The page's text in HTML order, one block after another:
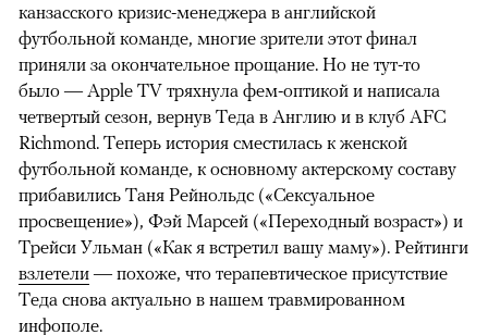
00:00 / 00:00
канзасского кризис-менеджера в английской
футбольной команде, многие зрители этот финал
приняли за окончательное прощание. Но не тут-то
было — Apple TV тряхнула фем-оптикой и написала
четвертый сезон, вернув Теда в Англию и в клуб AFC
Richmond. Теперь история сместилась к женской
футбольной команде, к основному актерскому составу
прибавились Таня Рейнольдс («Сексуальное
просвещение»), Фэй Марсей («Переходный возраст») и
Трейси Ульман («Как я встретил вашу маму»). Рейтинги
взлетели — похоже, что терапевтическое присутствие
Теда снова актуально в нашем травмированном
инфополе.